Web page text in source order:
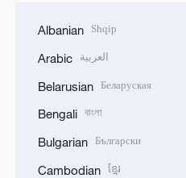
Albanian Shqip
Arabic العربية
Belarusian Беларуская
Bengali বাংলা
Bulgarian Български
Cambodian ខ្មែរ